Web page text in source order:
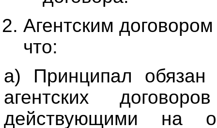
Агентским
что:
а) Принципал обязан
агентских
действующими на